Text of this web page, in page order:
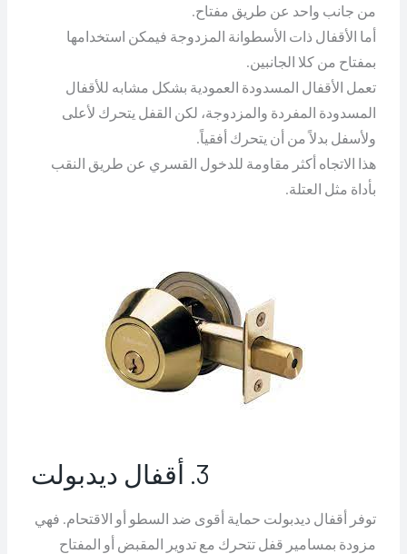
من جانب واحد عن طريق مفتاح.
أما الأقفال ذات الأسطوانة المزدوجة فيمكن استخدامها
بمفتاح من كلا الجانبين.
تعمل الأقفال المسدودة العمودية بشكل مشابه للأقفال
المسدودة المفردة والمزدوجة، لكن القفل يتحرك لأعلى
ولأسفل بدلاً من أن يتحرك أفقياً.
هذا الاتجاه أكثر مقاومة للدخول القسري عن طريق النقب
بأداة مثل العتلة.
3. أقفال ديدبولت
توفر أقفال ديدبولت حماية أقوى ضد السطو أو الاقتحام. فهي
مزودة بمسامير قفل تتحرك مع تدوير المقبض أو المفتاح